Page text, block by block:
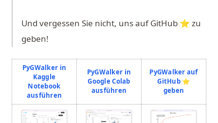
Und vergessen Sie nicht, uns auf GitHub ⭐️ zu
geben!
PyGWalker in
Kaggle
Notebook
ausführen (opens in a new tab)
PyGWalker in
Google Colab
ausführen (opens in a new tab)
PyGWalker auf
GitHub ⭐️
geben